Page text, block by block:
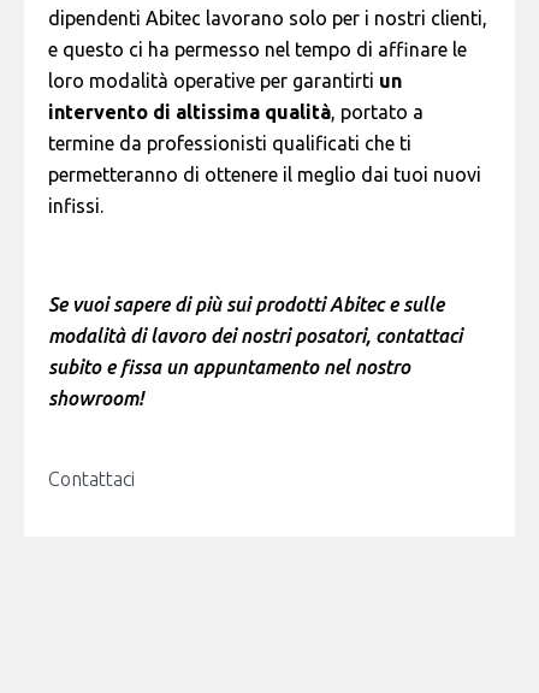
dipendenti Abitec lavorano solo per i nostri clienti,
e questo ci ha permesso nel tempo di affinare le
loro modalità operative per garantirti un
intervento di altissima qualità, portato a
termine da professionisti qualificati che ti
permetteranno di ottenere il meglio dai tuoi nuovi
infissi.
Se vuoi sapere di più sui prodotti Abitec e sulle
modalità di lavoro dei nostri posatori, contattaci
subito e fissa un appuntamento nel nostro
showroom!
Contattaci